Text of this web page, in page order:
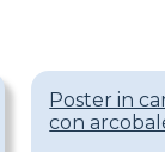
Poster in
con